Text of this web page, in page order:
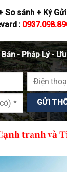
So sánh + Ký
:
- Pháp Lý -
tranh và